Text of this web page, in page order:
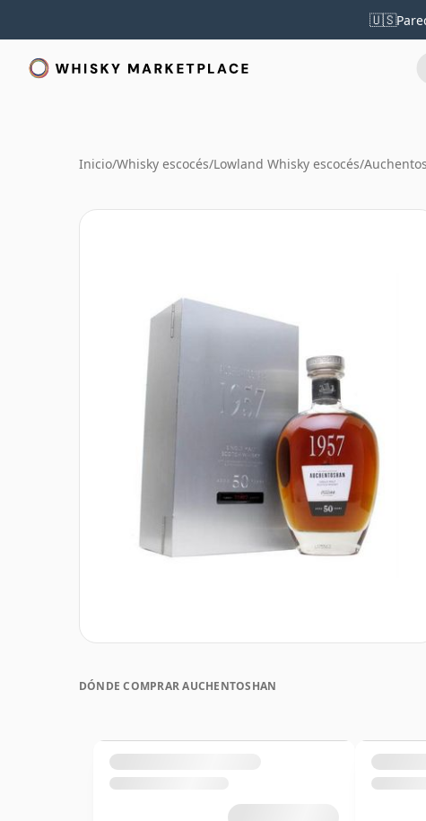
🇺🇸
Inicio/Whisky escocés/Lowland Whisky escocés/
DÓNDE COMPRAR AUCHENTOSHAN